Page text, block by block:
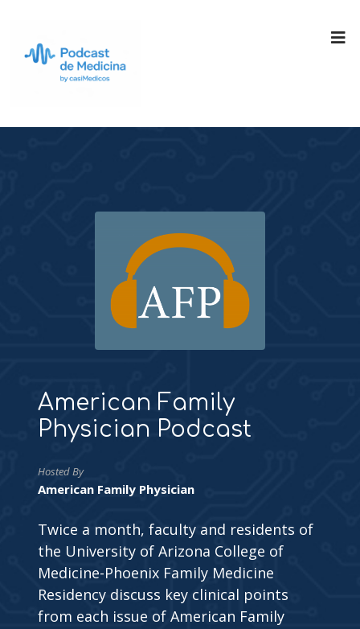
American Family
Physician Podcast
Hosted By
American Family Physician
Twice a month, faculty and residents of
the University of Arizona College of
Medicine-Phoenix Family Medicine
Residency discuss key clinical points
from each issue of American Family